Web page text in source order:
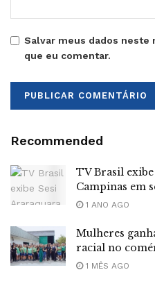
Salvar meus dados neste
que eu comentar.
Recommended
TV Brasil
Campinas em
1 ANO AGO
Mulheres
racial no
1 MÊS AGO